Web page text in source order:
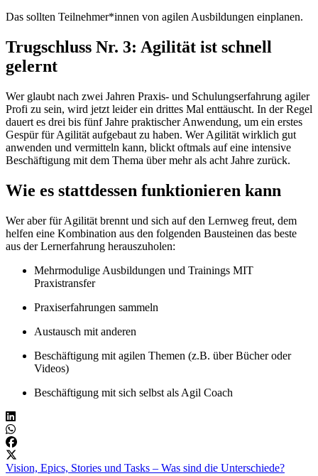
Das sollten Teilnehmer*innen von agilen Ausbildungen einplanen.
Trugschluss Nr. 3: Agilität ist schnell
gelernt
Wer glaubt nach zwei Jahren Praxis- und Schulungserfahrung agiler
Profi zu sein, wird jetzt leider ein drittes Mal enttäuscht. In der Regel
dauert es drei bis fünf Jahre praktischer Anwendung, um ein erstes
Gespür für Agilität aufgebaut zu haben. Wer Agilität wirklich gut
anwenden und vermitteln kann, blickt oftmals auf eine intensive
Beschäftigung mit dem Thema über mehr als acht Jahre zurück.
Wie es stattdessen funktionieren kann
Wer aber für Agilität brennt und sich auf den Lernweg freut, dem
helfen eine Kombination aus den folgenden Bausteinen das beste
aus der Lernerfahrung herauszuholen:
Mehrmodulige Ausbildungen und Trainings MIT
Praxistransfer
Praxiserfahrungen sammeln
Austausch mit anderen
Beschäftigung mit agilen Themen (z.B. über Bücher oder
Videos)
Beschäftigung mit sich selbst als Agil Coach
Vision, Epics, Stories und Tasks – Was sind die Unterschiede?